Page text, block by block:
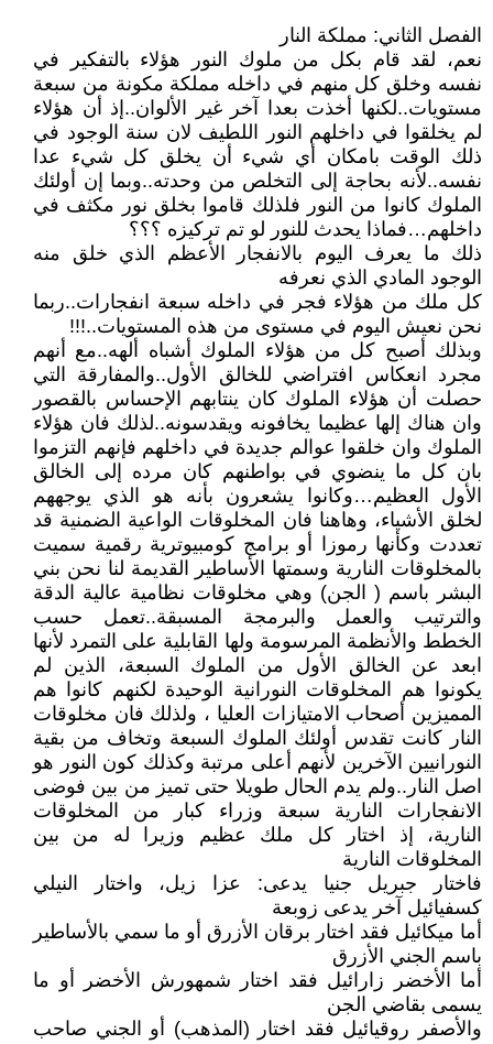
الفصل الثاني: مملكة النار
نعم، لقد قام بكل من ملوك النور هؤلاء بالتفكير في
نفسه وخلق كل منهم في داخله مملكة مكونة من سبعة
مستويات..لكنها أخذت بعدا آخر غير الألوان..إذ أن هؤلاء
لم يخلقوا في داخلهم النور اللطيف لان سنة الوجود في
ذلك الوقت بامكان أي شيء أن يخلق كل شيء عدا
نفسه..لأنه بحاجة إلى التخلص من وحدته..وبما إن أولئك
الملوك كانوا من النور فلذلك قاموا بخلق نور مكثف في
داخلهم…فماذا يحدث للنور لو تم تركيزه ؟؟؟
ذلك ما يعرف اليوم بالانفجار الأعظم الذي خلق منه
الوجود المادي الذي نعرفه
كل ملك من هؤلاء فجر في داخله سبعة انفجارات..ربما
نحن نعيش اليوم في مستوى من هذه المستويات..!!!
وبذلك أصبح كل من هؤلاء الملوك أشباه ألهه..مع أنهم
مجرد انعكاس افتراضي للخالق الأول..والمفارقة التي
حصلت أن هؤلاء الملوك كان ينتابهم الإحساس بالقصور
وان هناك إلها عظيما يخافونه ويقدسونه..لذلك فان هؤلاء
الملوك وان خلقوا عوالم جديدة في داخلهم فإنهم التزموا
بان كل ما ينضوي في بواطنهم كان مرده إلى الخالق
الأول العظيم…وكانوا يشعرون بأنه هو الذي يوجههم
لخلق الأشياء، وهاهنا فان المخلوقات الواعية الضمنية قد
تعددت وكأنها رموزا أو برامج كومبيوترية رقمية سميت
بالمخلوقات النارية وسمتها الأساطير القديمة لنا نحن بني
البشر باسم ( الجن) وهي مخلوقات نظامية عالية الدقة
والترتيب والعمل والبرمجة المسبقة..تعمل حسب
الخطط والأنظمة المرسومة ولها القابلية على التمرد لأنها
ابعد عن الخالق الأول من الملوك السبعة، الذين لم
يكونوا هم المخلوقات النورانية الوحيدة لكنهم كانوا هم
المميزين أصحاب الامتيازات العليا ، ولذلك فان مخلوقات
النار كانت تقدس أولئك الملوك السبعة وتخاف من بقية
النورانيين الآخرين لأنهم أعلى مرتبة وكذلك كون النور هو
اصل النار..ولم يدم الحال طويلا حتى تميز من بين فوضى
الانفجارات النارية سبعة وزراء كبار من المخلوقات
النارية، إذ اختار كل ملك عظيم وزيرا له من بين
المخلوقات النارية
فاختار جبريل جنيا يدعى: عزا زيل، واختار النيلي
كسفيائيل آخر يدعى زوبعة
أما ميكائيل فقد اختار برقان الأزرق أو ما سمي بالأساطير
باسم الجني الأزرق
أما الأخضر زارائيل فقد اختار شمهورش الأخضر أو ما
يسمى بقاضي الجن
والأصفر روقيائيل فقد اختار (المذهب) أو الجني صاحب